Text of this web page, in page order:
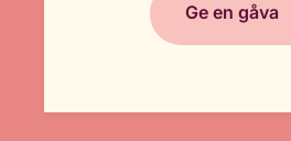
Ge en gåva